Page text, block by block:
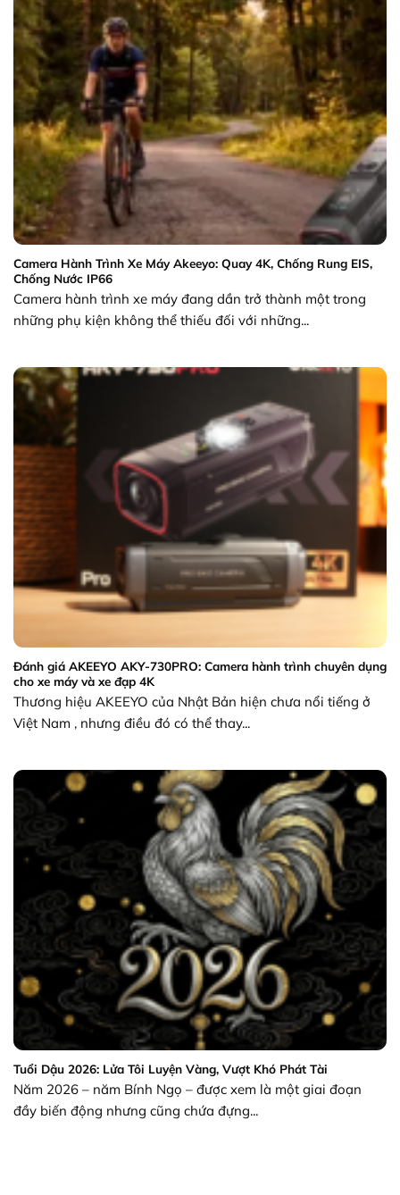
Camera Hành Trình Xe Máy Akeeyo: Quay 4K, Chống Rung EIS,
Chống Nước IP66
Camera hành trình xe máy đang dần trở thành một trong
những phụ kiện không thể thiếu đối với những...
Đánh giá AKEEYO AKY-730PRO: Camera hành trình chuyên dụng
cho xe máy và xe đạp 4K
Thương hiệu AKEEYO của Nhật Bản hiện chưa nổi tiếng ở
Việt Nam , nhưng điều đó có thể thay...
Tuổi Dậu 2026: Lửa Tôi Luyện Vàng, Vượt Khó Phát Tài
Năm 2026 – năm Bính Ngọ – được xem là một giai đoạn
đầy biến động nhưng cũng chứa đựng...